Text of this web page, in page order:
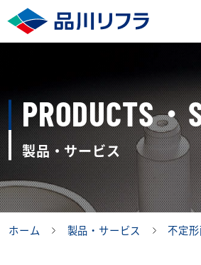
PRODUCTS・
製品・サービス
ホーム 製品・サービス 不定